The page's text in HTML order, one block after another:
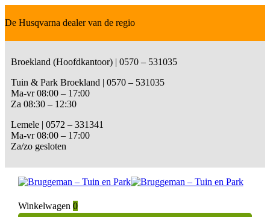
De Husqvarna dealer van de regio
Broekland (Hoofdkantoor) | 0570 – 531035
Tuin & Park Broekland | 0570 – 531035
Ma-vr 08:00 – 17:00
Za 08:30 – 12:30
Lemele | 0572 – 331341
Ma-vr 08:00 – 17:00
Za/zo gesloten
Winkelwagen 0